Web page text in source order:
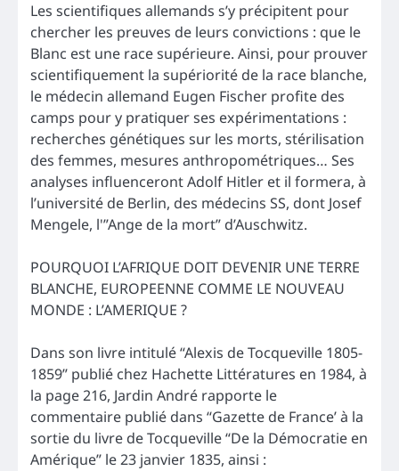
Les scientifiques allemands s’y précipitent pour
chercher les preuves de leurs convictions : que le
Blanc est une race supérieure. Ainsi, pour prouver
scientifiquement la supériorité de la race blanche,
le médecin allemand Eugen Fischer profite des
camps pour y pratiquer ses expérimentations :
recherches génétiques sur les morts, stérilisation
des femmes, mesures anthropométriques… Ses
analyses influenceront Adolf Hitler et il formera, à
l’université de Berlin, des médecins SS, dont Josef
Mengele, l'”Ange de la mort” d’Auschwitz.
POURQUOI L’AFRIQUE DOIT DEVENIR UNE TERRE
BLANCHE, EUROPEENNE COMME LE NOUVEAU
MONDE : L’AMERIQUE ?
Dans son livre intitulé “Alexis de Tocqueville 1805-
1859” publié chez Hachette Littératures en 1984, à
la page 216, Jardin André rapporte le
commentaire publié dans “Gazette de France’ à la
sortie du livre de Tocqueville “De la Démocratie en
Amérique” le 23 janvier 1835, ainsi :